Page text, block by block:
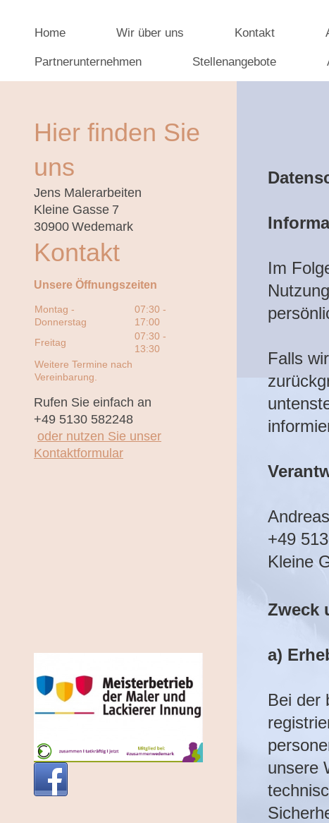
Home Wir über uns Kontakt
Partnerunternehmen Stellenangebote
Im
Falls
+49
Kleine
Zweck
a)
Bei der
unsere
Hier finden Sie
uns
Jens Malerarbeiten
Kleine Gasse 7
30900 Wedemark
Kontakt
Unsere Öffnungszeiten
Montag -
Donnerstag
07:30 -
17:00
Freitag
07:30 -
13:30
Weitere Termine nach
Vereinbarung.
Rufen Sie einfach an
+49 5130 582248
oder nutzen Sie unser
Kontaktformular